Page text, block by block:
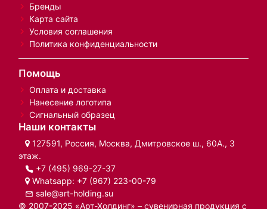
Бренды
Карта сайта
Условия соглашения
Политика конфиденциальности
Помощь
Оплата и доставка
Нанесение логотипа
Сигнальный образец
Наши контакты
127591, Россия, Москва, Дмитровское ш., 60А., 3
этаж.
+7 (495) 969-27-37
Whatsapp: +7 (967) 223-00-79
sale@art-holding.su
© 2007-2025 «Арт-Холдинг» – сувенирная продукция с